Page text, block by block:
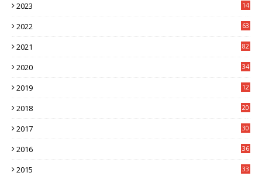
2023
14
2022 63
2021 82
2020 34
2019
12
2018
20
2017
30
2016
36
2015
33